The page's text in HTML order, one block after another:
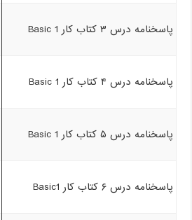
پاسخنامه درس ۳ کتاب کار Basic 1
پاسخنامه درس ۴ کتاب کار Basic 1
پاسخنامه درس ۵ کتاب کار Basic 1
پاسخنامه درس ۶ کتاب کار Basic1